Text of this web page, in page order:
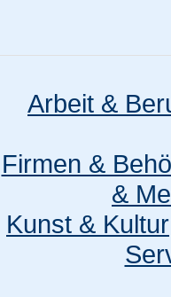
Arbeit &
Firmen &
&
Kunst & Kultur